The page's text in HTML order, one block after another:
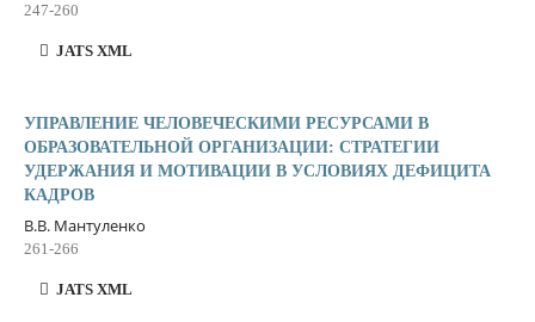
247-260
JATS XML
УПРАВЛЕНИЕ ЧЕЛОВЕЧЕСКИМИ РЕСУРСАМИ В
ОБРАЗОВАТЕЛЬНОЙ ОРГАНИЗАЦИИ: СТРАТЕГИИ
УДЕРЖАНИЯ И МОТИВАЦИИ В УСЛОВИЯХ ДЕФИЦИТА
КАДРОВ
В.В. Мантуленко
261-266
JATS XML